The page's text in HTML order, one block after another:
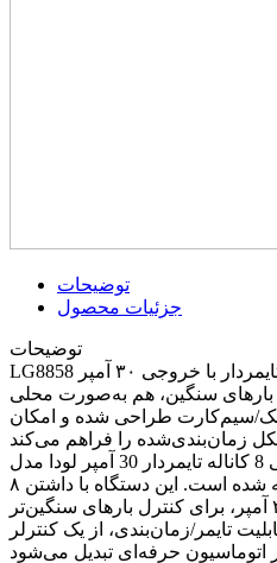
توضیحات
جزئیات محصول
توضیحات
LG8858 یک رله پیامکی ریموتی ۸ کاناله تایمردار با خروجی ۳۰ آمپر
بارهای سنگین، هم به‌صورت محلی
سیم‌کارت طراحی شده و امکان
رله پیامکی ریموتی 8 کاناله تایمردار 30 آمپر لودا مدل LG8858
دقیقاً برای همین سناریو ساخته شده است. این دستگاه با داشتن ۸
خروجی مستقل و رله‌های ۳۰ آمپر، برای کنترل بارهای سنگین‌تر
تایمر/زمان‌بندی، از یک کنترلر